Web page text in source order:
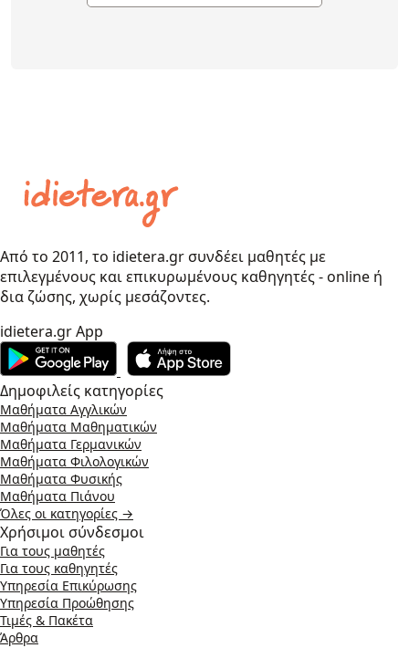
Από το 2011, το idietera.gr συνδέει μαθητές με
επιλεγμένους και επικυρωμένους καθηγητές - online ή
δια ζώσης, χωρίς μεσάζοντες.
idietera.gr App
Δημοφιλείς κατηγορίες
Μαθήματα Αγγλικών
Μαθήματα Μαθηματικών
Μαθήματα Γερμανικών
Μαθήματα Φιλολογικών
Μαθήματα Φυσικής
Μαθήματα Πιάνου
Όλες οι κατηγορίες →
Χρήσιμοι σύνδεσμοι
Για τους μαθητές
Για τους καθηγητές
Υπηρεσία Επικύρωσης
Υπηρεσία Προώθησης
Τιμές & Πακέτα
Άρθρα